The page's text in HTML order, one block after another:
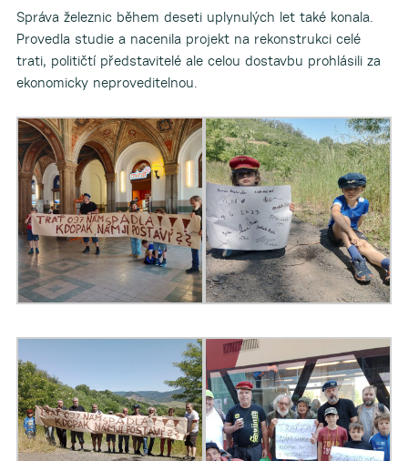
Správa železnic během deseti uplynulých let také konala.
Provedla studie a nacenila projekt na rekonstrukci celé
trati, političtí představitelé ale celou dostavbu prohlásili za
ekonomicky neproveditelnou.